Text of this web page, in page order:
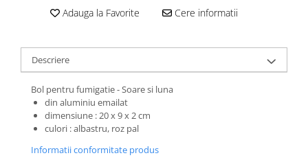
Adauga la Favorite Cere informatii
Descriere
Bol pentru fumigatie - Soare si luna
din aluminiu emailat
dimensiune : 20 x 9 x 2 cm
culori : albastru, roz pal
Informatii conformitate produs